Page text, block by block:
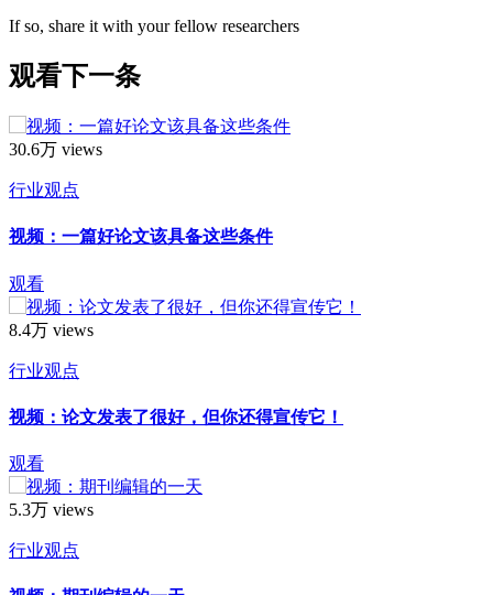
If so, share it with your fellow researchers
观看下一条
30.6万 views
行业观点
视频：一篇好论文该具备这些条件
观看
8.4万 views
行业观点
视频：论文发表了很好，但你还得宣传它！
观看
5.3万 views
行业观点